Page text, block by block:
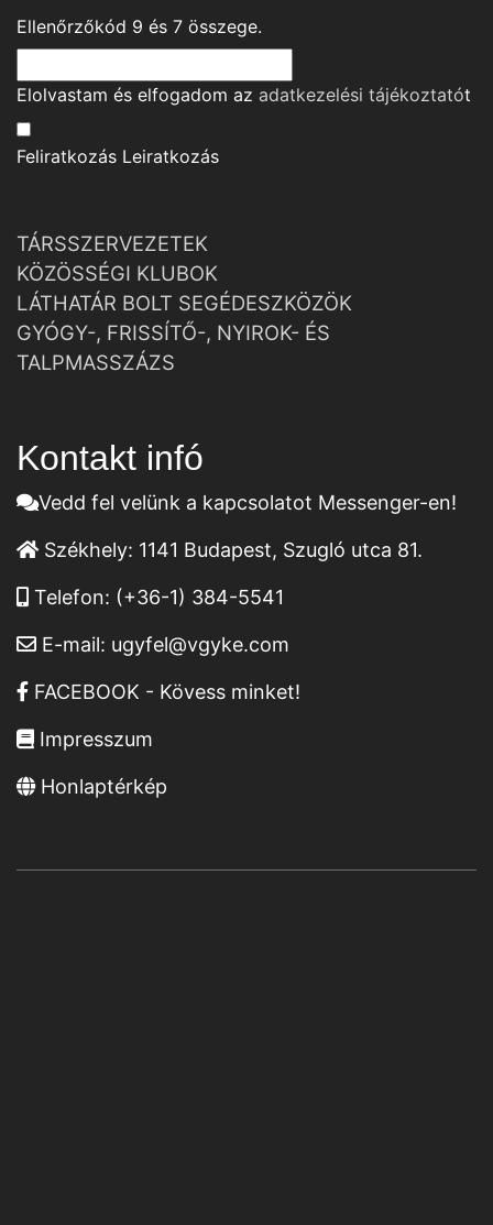
Ellenőrzőkód 9 és 7 összege.
Elolvastam és elfogadom az adatkezelési tájékoztatót
Feliratkozás Leiratkozás
TÁRSSZERVEZETEK
KÖZÖSSÉGI KLUBOK
LÁTHATÁR BOLT SEGÉDESZKÖZÖK
GYÓGY-, FRISSÍTŐ-, NYIROK- ÉS
TALPMASSZÁZS
Kontakt infó
Vedd fel velünk a kapcsolatot Messenger-en!
Székhely: 1141 Budapest, Szugló utca 81.
Telefon: (+36-1) 384-5541
E-mail: ugyfel@vgyke.com
FACEBOOK - Kövess minket!
Impresszum
Honlaptérkép